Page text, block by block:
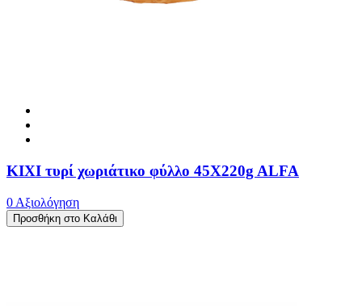
ΚΙΧΙ τυρί χωριάτικο φύλλο 45X220g ALFA
0 Αξιολόγηση
Προσθήκη στο Καλάθι